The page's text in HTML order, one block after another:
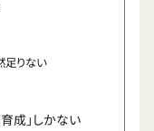
足りない
成」しかない